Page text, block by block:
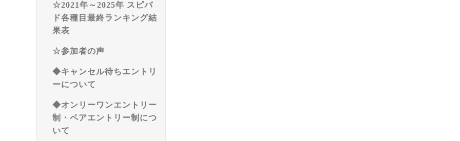
☆2021年～2025年 スピバ
ド各種目最終ランキング結
果表
☆参加者の声
◆キャンセル待ちエントリ
ーについて
◆オンリーワンエントリー
制・ペアエントリー制につ
いて